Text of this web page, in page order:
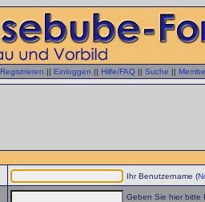
Registrieren || Einloggen || Hilfe/FAQ || Suche ||
Ihr Benutzername (
Geben Sie hier bitte